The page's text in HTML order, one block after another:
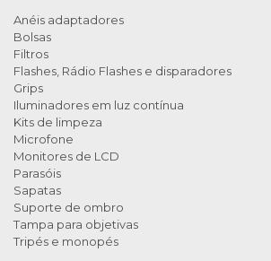
Anéis adaptadores
Bolsas
Filtros
Flashes, Rádio Flashes e disparadores
Grips
Iluminadores em luz contínua
Kits de limpeza
Microfone
Monitores de LCD
Parasóis
Sapatas
Suporte de ombro
Tampa para objetivas
Tripés e monopés